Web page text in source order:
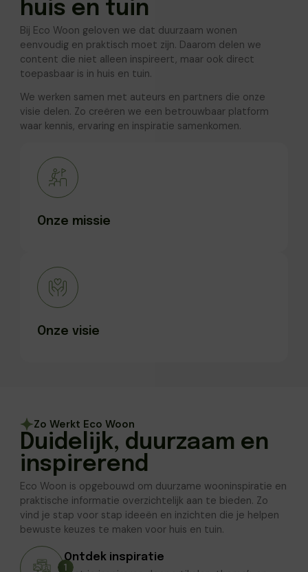
huis en tuin
Bij Eco Woon geloven we dat duurzaam wonen
eenvoudig en praktisch moet zijn. Daarom delen we
content die niet alleen inspireert, maar ook direct
toepasbaar is in huis en tuin.
We werken samen met auteurs en partners die onze
visie delen. Zo creëren we een betrouwbaar platform
waar kennis, ervaring en inspiratie samenkomen.
Onze missie
Onze missie
Duurzaam wonen toegankelijk maken door
over huis en tuin te delen.
Onze visie
en samenwerkingen samenkomen om duurzaam
wonen vanzelfsprekend te maken.
Zo Werkt Eco Woon
Duidelijk, duurzaam en
inspirerend
Eco Woon is opgebouwd om duurzame wooninspiratie en
praktische informatie overzichtelijk aan te bieden. Zo
vind je stap voor stap ideeën en inzichten die je helpen
bewuste keuzes te maken voor huis en tuin.
Ontdek inspiratie
1